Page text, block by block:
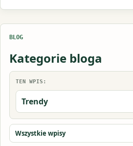
BLOG
Kategorie bloga
TEN WPIS:
Trendy
Wszystkie wpisy